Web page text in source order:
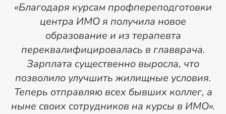
«Благодаря курсам профпереподготовки
центра ИМО я получила новое
образование и из терапевта
переквалифицировалась в главврача.
Зарплата существенно выросла, что
позволило улучшить жилищные условия.
Теперь отправляю всех бывших коллег, а
ныне своих сотрудников на курсы в ИМО».